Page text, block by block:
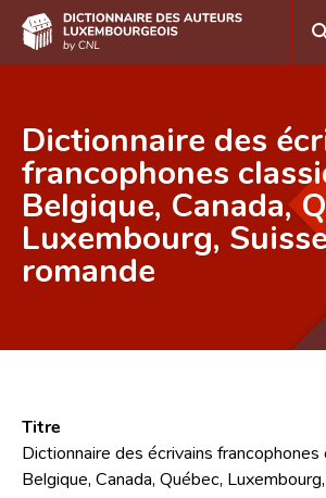
DE FR
Accueil
Auteur(e)s A-Z
Recherche avancée
Équipe scientifique
Contact
Dictionnaire des
francophones
Belgique, Canada,
Luxembourg,
romande
Titre
Dictionnaire des écrivains francophones
Belgique, Canada, Québec,